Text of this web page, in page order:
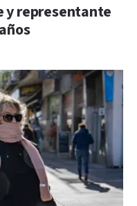
y representante